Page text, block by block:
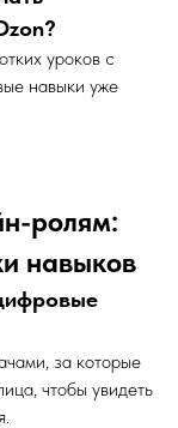
уроков с
навыки уже
ролям:
навыков
за которые
чтобы увидеть